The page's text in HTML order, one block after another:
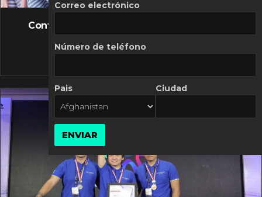
FLASH NEWS
Controversia de Mercado Libre por costos
10 MARZO, 2026
Correo electrónico
Número de teléfono
Pais Ciudad
ENVIAR